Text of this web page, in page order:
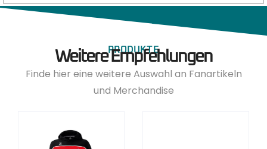
PRODUKTE
Weitere Empfehlungen
Finde hier eine weitere Auswahl an Fanartikeln
und Merchandise